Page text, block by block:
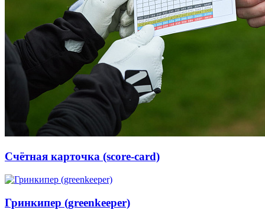
Счётная карточка (score-card)
Гринкипер (greenkeeper)